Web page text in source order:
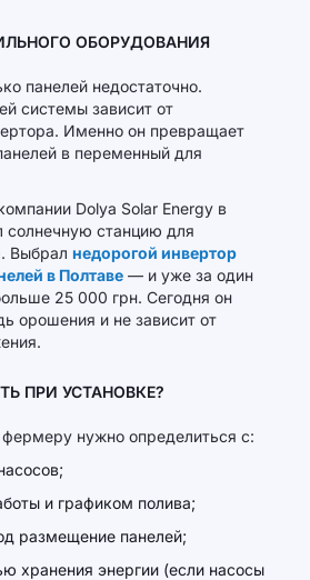
ОБОРУДОВАНИЯ
панелей недостаточно.
системы зависит от
Именно он превращает
в переменный для
Dolya Solar Energy в
солнечную станцию для
Выбрал недорогой инвертор
в Полтаве — и уже за один
25 000 грн. Сегодня он
орошения и не зависит от
ПРИ УСТАНОВКЕ?
нужно определиться с:
и графиком полива;
размещение панелей;
хранения энергии (если насосы